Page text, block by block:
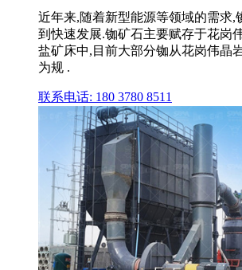
近年来,随着新型能源等领域的需求,
到快速发展.铷矿石主要赋存于花岗
盐矿床中,目前大部分铷从花岗伟晶
为规 .
联系电话: 180 3780 8511